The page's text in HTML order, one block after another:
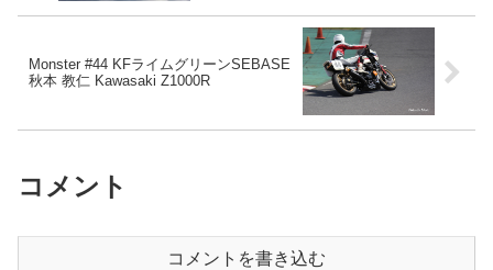
Monster #44 KFライムグリーンSEBASE
秋本 教仁 Kawasaki Z1000R
コメント
コメントを書き込む